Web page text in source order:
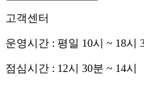
고객센터
운영시간 : 평일 10시 ~ 18시
점심시간 : 12시 30분 ~ 14시